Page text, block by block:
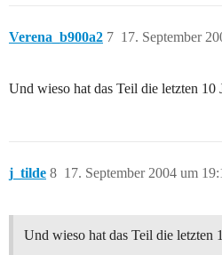
Verena_b900a2 17. September
7
Und wieso hat das Teil die letzten 10
j_tilde 17. September 2004 um
8
Und wieso hat das Teil die letzten